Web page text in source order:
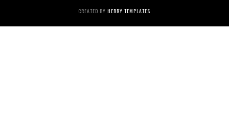
CREATED BYHERRY TEMPLATES